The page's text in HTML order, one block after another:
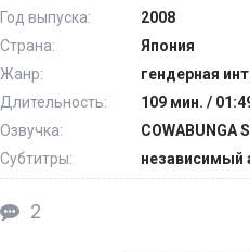
Год выпуска:
2008
Страна:
Япония
Жанр:
гендерная
Длительность:
109 мин. /
Озвучка:
COWABUNGA
Субтитры:
независимый
2